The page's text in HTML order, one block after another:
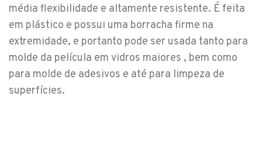
média flexibilidade e altamente resistente. É feita
em plástico e possui uma borracha firme na
extremidade, e portanto pode ser usada tanto para
molde da película em vidros maiores , bem como
para molde de adesivos e até para limpeza de
superfícies.